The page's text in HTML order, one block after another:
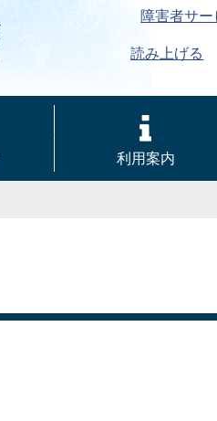
障害者サー
読み上げる
利用案内